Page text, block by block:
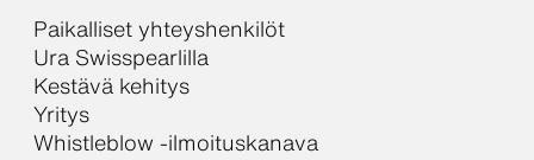
Paikalliset yhteyshenkilöt
Ura Swisspearlilla
Kestävä kehitys
Yritys
Whistleblow -ilmoituskanava